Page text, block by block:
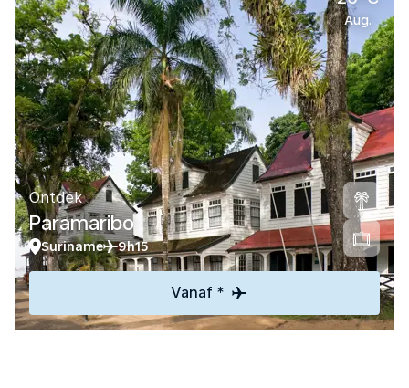
Aug.
Ontdek
Paramaribo
Suriname 9h15
Vanaf *